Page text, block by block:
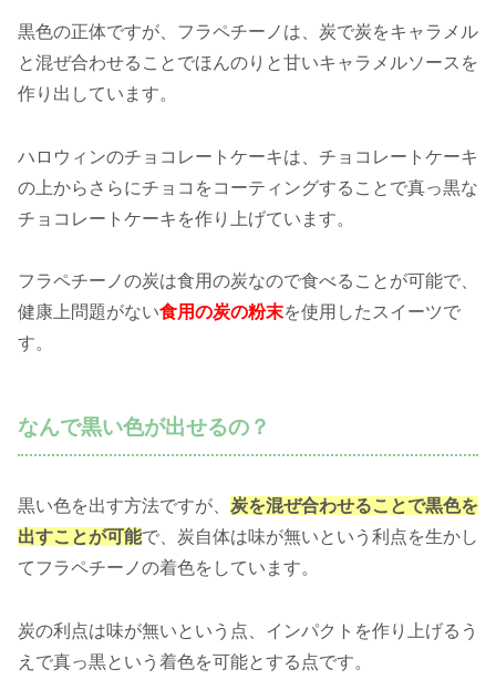
黒色の正体ですが、フラペチーノは、炭で炭をキャラメル
と混ぜ合わせることでほんのりと甘いキャラメルソースを
作り出しています。
ハロウィンのチョコレートケーキは、チョコレートケーキ
の上からさらにチョコをコーティングすることで真っ黒な
チョコレートケーキを作り上げています。
フラペチーノの炭は食用の炭なので食べることが可能で、
健康上問題がない食用の炭の粉末を使用したスイーツで
す。
なんで黒い色が出せるの？
黒い色を出す方法ですが、 炭を混ぜ合わせることで黒色を
出すことが可能で、炭自体は味が無いという利点を生かし
てフラペチーノの着色をしています。
炭の利点は味が無いという点、インパクトを作り上げるう
えで真っ黒という着色を可能とする点です。